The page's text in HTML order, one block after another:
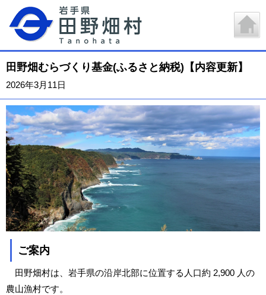
田野畑むらづくり基金(ふるさと納税)【内容更新】
2026年3月11日
ご案内
田野畑村は、岩手県の沿岸北部に位置する人口約 2,900 人の
農山漁村です。